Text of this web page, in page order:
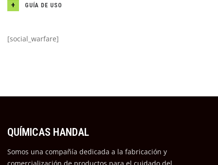
GUÍA DE USO
[social_warfare]
QUÍMICAS HANDAL
Somos una compañía dedicada a la fabricación y